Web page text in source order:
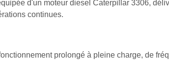
d'un moteur diesel Caterpillar 3306,
continues.
prolongé à pleine charge, de